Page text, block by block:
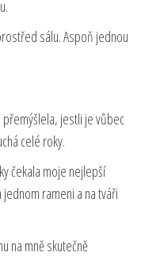
sálu. Aspoň jednou
přemýšlela, jestli je vůbec
celé roky.
čekala moje nejlepší
rameni a na tváři
na mně skutečně